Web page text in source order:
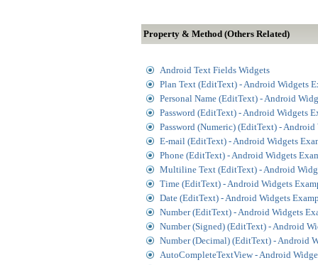
Property & Method (Others Related)
Android Text Fields Widgets
Plan Text (EditText) - Android Widgets
Personal Name (EditText) - Android
Password (EditText) - Android Widgets
Password (Numeric) (EditText) -
E-mail (EditText) - Android Widgets
Phone (EditText) - Android Widgets
Multiline Text (EditText) - Android
Time (EditText) - Android Widgets
Date (EditText) - Android Widgets
Number (EditText) - Android Widgets
Number (Signed) (EditText) - Android
Number (Decimal) (EditText) - Android
AutoCompleteTextView - Android